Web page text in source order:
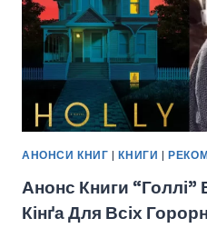
АНОНСИ КНИГ |КНИГИ |
Анонс Книги “Голлі”
Кінґа Для Всіх